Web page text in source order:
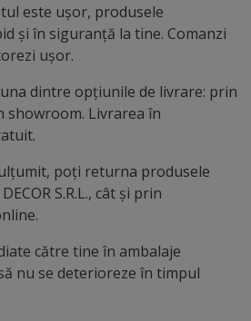
este ușor, produsele
și în siguranță la tine. Comanzi
ușor.
dintre opțiunile de livrare: prin
showroom. Livrarea în
poți returna produsele
S.R.L., cât și prin
către tine în ambalaje
nu se deterioreze în timpul